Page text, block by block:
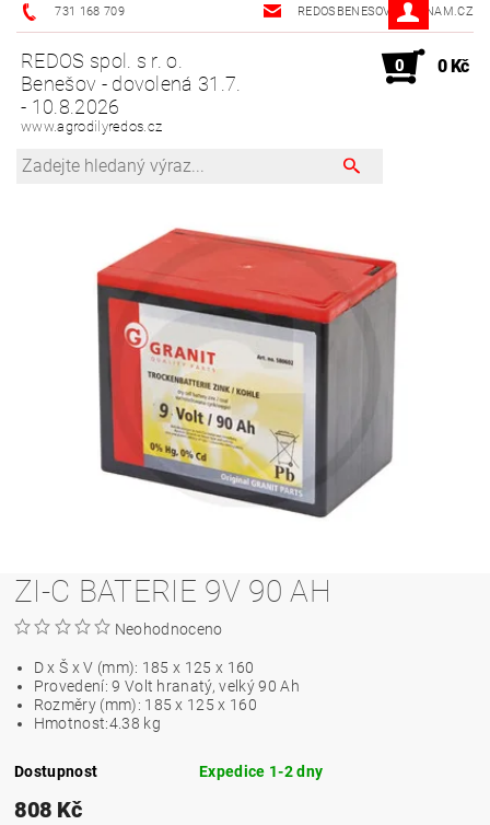
731 168 709 REDOSBENESOV@SEZNAM.CZ
REDOS spol. s r. o.
Benešov - dovolená 31.7.
- 10.8.2026
www.agrodilyredos.cz
0 0 Kč
ZI-C BATERIE 9V 90 AH
Neohodnoceno
D x Š x V (mm): 185 x 125 x 160
Provedení:9 Volt hranatý, velký 90 Ah
Rozměry (mm): 185 x 125 x 160
Hmotnost:4.38 kg
Dostupnost Expedice 1-2 dny
808 Kč